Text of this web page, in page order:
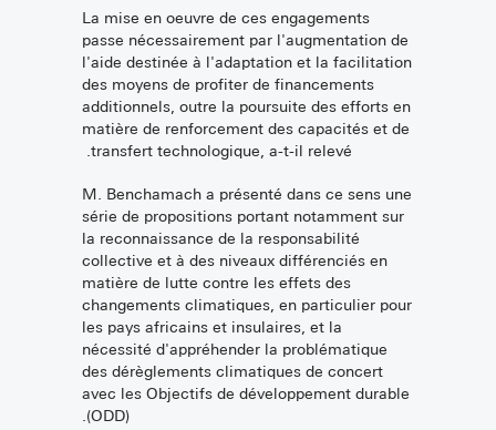
La mise en oeuvre de ces engagements
passe nécessairement par l'augmentation de
l'aide destinée à l'adaptation et la facilitation
des moyens de profiter de financements
additionnels, outre la poursuite des efforts en
matière de renforcement des capacités et de
transfert technologique, a-t-il relevé.
M. Benchamach a présenté dans ce sens une
série de propositions portant notamment sur
la reconnaissance de la responsabilité
collective et à des niveaux différenciés en
matière de lutte contre les effets des
changements climatiques, en particulier pour
les pays africains et insulaires, et la
nécessité d'appréhender la problématique
des dérèglements climatiques de concert
avec les Objectifs de développement durable
(ODD).